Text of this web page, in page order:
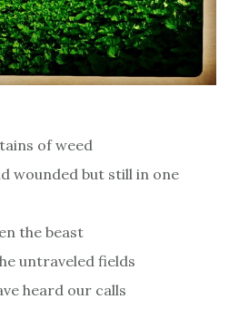
of weed
wounded but still in one
the beast
untraveled fields
heard our calls